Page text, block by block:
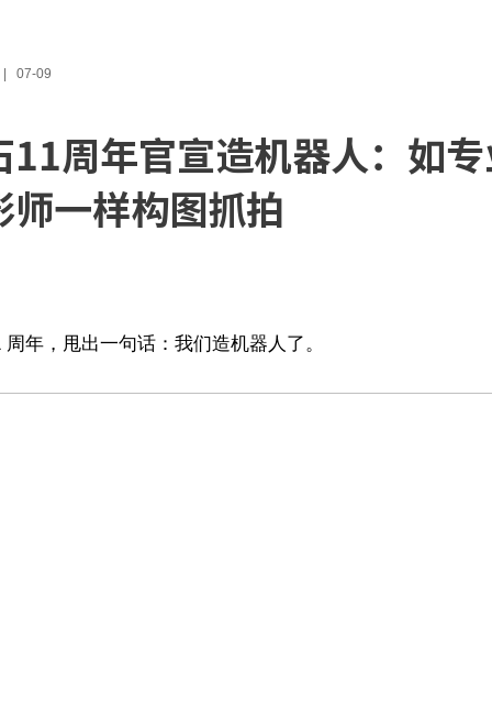
07-09
11周年官宣造机器人：如专
师一样构图抓拍
周年，甩出一句话：我们造机器人了。